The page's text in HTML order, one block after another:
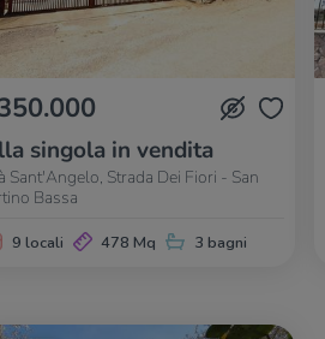
singola in vendita
Sant'Angelo, Strada Dei Fiori - San
Bassa
9 locali 478 Mq 3 bagni